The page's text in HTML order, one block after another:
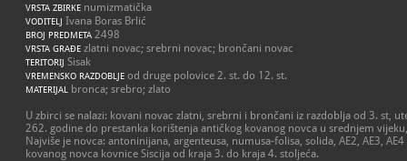
VRSTA ZBIRKE numizmatička
VODITELJ Ivana Boras Brlić
BROJ PREDMETA 2498
VRSTA GRAĐE zlatni novac; srebrni novac; brončani novac
TERITORIJ Sisak
VREMENSKO RAZDOBLJE od druge polovice 2. st. do 12. st.
MATERIJAL bronca; srebro; zlato
U zbirci se nalazi: kovani novac zlatni, srebrni i brončani iz razdoblja od 3. st,
262. godine do prestanka korištenja antičkog kovanog novca u srednjem
Najviše je novca: antoninijana, argenteusa, numusa-folisa, solida, AE2, AE3,
kovanog novca kovnice Siscija od kraja 3. do kraja 4. stoljeća.